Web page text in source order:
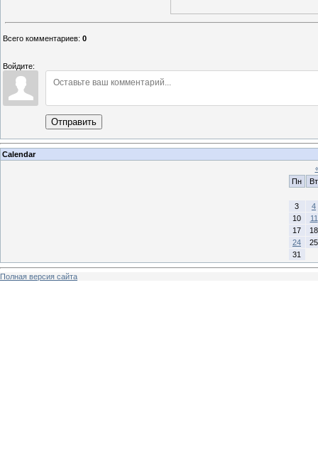
Всего комментариев: 0
Войдите:
Отправить
Calendar
Пн
Вт
3
4
10
11
17
18
24
25
31
Полная версия сайта